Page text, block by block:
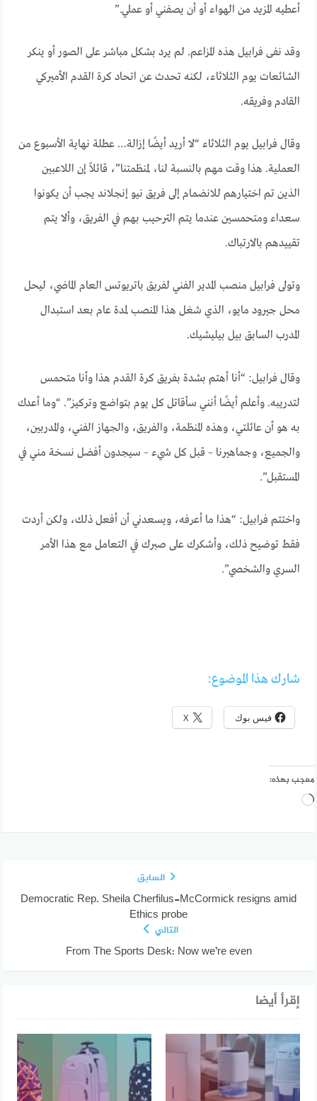
أعطيه المزيد من الهواء أو أن يصفني أو عملي.”
وقد نفى فرابيل هذه المزاعم. لم يرد بشكل مباشر على الصور أو ينكر
الشائعات يوم الثلاثاء، لكنه تحدث عن اتحاد كرة القدم الأميركي
القادم وفريقه.
وقال فرابيل يوم الثلاثاء “لا أريد أيضًا إزالة… عطلة نهاية الأسبوع من
العملية. هذا وقت مهم بالنسبة لنا، لمنظمتنا”، قائلاً إن اللاعبين
الذين تم اختيارهم للانضمام إلى فريق نيو إنجلاند يجب أن يكونوا
سعداء ومتحمسين عندما يتم الترحيب بهم في الفريق، وألا يتم
تقييدهم بالارتباك.
وتولى فرابيل منصب المدير الفني لفريق باتريوتس العام الماضي، ليحل
محل جيرود مايو، الذي شغل هذا المنصب لمدة عام بعد استبدال
المدرب السابق بيل بيليشيك.
وقال فرابيل: “أنا أهتم بشدة بفريق كرة القدم هذا وأنا متحمس
لتدريبه. وأعلم أيضًا أنني سأقاتل كل يوم بتواضع وتركيز”. “وما أعدك
به هو أن عائلتي، وهذه المنظمة، والفريق، والجهاز الفني، والمدربين،
والجميع، وجماهيرنا – قبل كل شيء – سيجدون أفضل نسخة مني في
المستقبل”.
واختتم فرابيل: “هذا ما أعرفه، ويسعدني أن أفعل ذلك، ولكن أردت
فقط توضيح ذلك، وأشكرك على صبرك في التعامل مع هذا الأمر
السري والشخصي”.
شارك هذا الموضوع:
فيس بوك X
معجب بهذه:
جاري
السابق
Democratic Rep. Sheila Cherfilus-McCormick resigns amid
Ethics probe
التالي
From The Sports Desk: Now we’re even
إقرأ أيضا